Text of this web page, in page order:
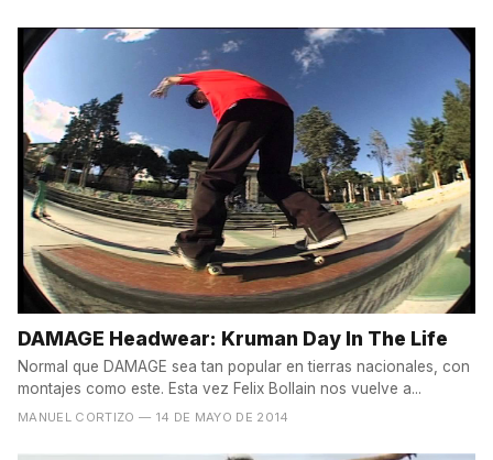
DAMAGE Headwear: Kruman Day In The Life
Normal que DAMAGE sea tan popular en tierras nacionales, con
montajes como este. Esta vez Felix Bollain nos vuelve a...
MANUEL CORTIZO — 14 DE MAYO DE 2014